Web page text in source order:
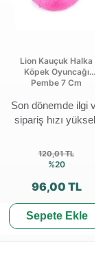
Lion Kauçuk Halka
Köpek Oyuncağı
Pembe 7 Cm
Son dönemde ilgi ve
sipariş hızı yüksek
120,01 TL
%20
96,00 TL
Sepete Ekle